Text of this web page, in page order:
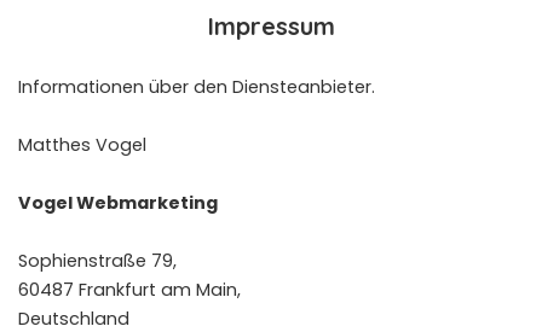
Impressum
Informationen über den Diensteanbieter.
Matthes Vogel
Vogel Webmarketing
Sophienstraße 79,
60487 Frankfurt am Main,
Deutschland